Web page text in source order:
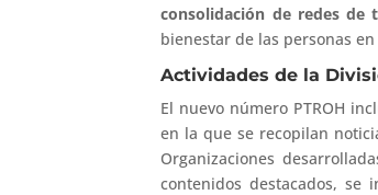
consolidación de redes de
bienestar de las personas
Actividades de la
El nuevo número PTROH
en la que se recopilan
Organizaciones
contenidos destacados,